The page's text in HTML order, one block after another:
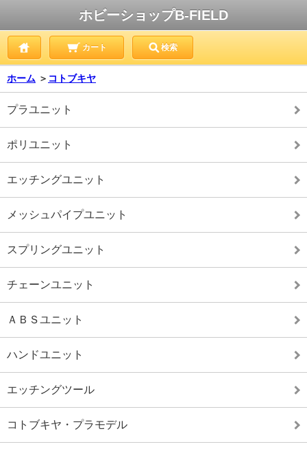
ホビーショップB-FIELD
カート 検索
ホーム ＞ コトブキヤ
プラユニット
ポリユニット
エッチングユニット
メッシュパイプユニット
スプリングユニット
チェーンユニット
ＡＢＳユニット
ハンドユニット
エッチングツール
コトブキヤ・プラモデル